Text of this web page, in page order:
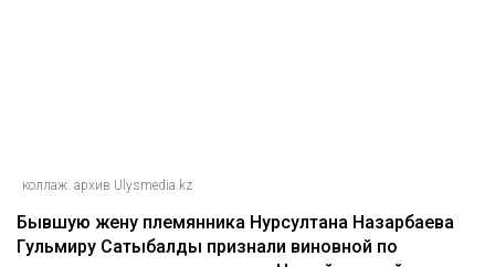
коллаж: архив Ulysmedia.kz
Бывшую жену племянника Нурсултана Назарбаева
Гульмиру Сатыбалды признали виновной по